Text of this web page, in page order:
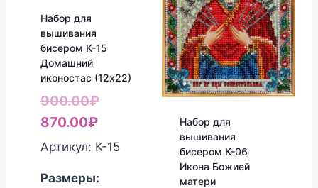
Набор для
вышивания
бисером К-15
Домашний
иконостас (12х22)
900.00₽Первоначальная
составляла
870.00₽Текущая
цена:
Артикул: К-15
Размеры:
Набор для
вышивания
бисером К-06
Икона Божией
матери